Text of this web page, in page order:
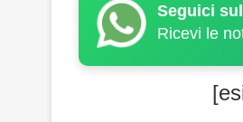
Seguici
Ricevi le